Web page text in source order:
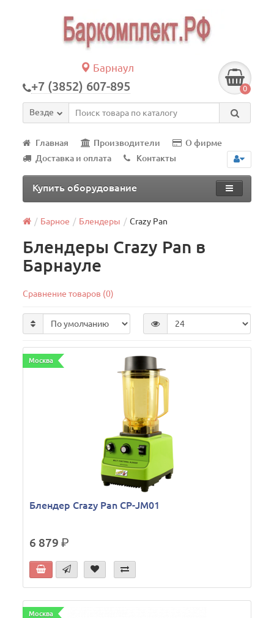
Барнаул
+7 (3852) 607-895 0
Везде
Главная Производители
О фирме
Доставка и оплата
Контакты
Купить оборудование
Барное Блендеры Crazy Pan
Блендеры Crazy Pan в
Барнауле
Сравнение товаров (0)
Москва
Блендер Crazy Pan CP-JM01
6 879р.
Москва